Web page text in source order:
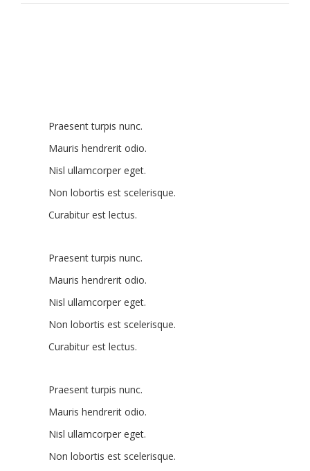
Praesent turpis nunc.
Mauris hendrerit odio.
Nisl ullamcorper eget.
Non lobortis est scelerisque.
Curabitur est lectus.
Praesent turpis nunc.
Mauris hendrerit odio.
Nisl ullamcorper eget.
Non lobortis est scelerisque.
Curabitur est lectus.
Praesent turpis nunc.
Mauris hendrerit odio.
Nisl ullamcorper eget.
Non lobortis est scelerisque.